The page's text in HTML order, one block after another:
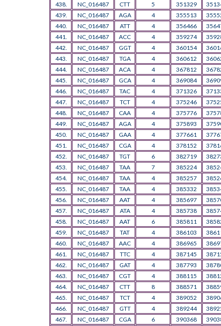
438.
NC_016487 CTT 5 351329
439.
NC_016487 AGA 4 355513
440.
NC_016487 ATT 4 356466
441.
NC_016487 ACC 4 359274
442.
NC_016487 GGT 4 360154
443.
NC_016487 TGA 4 360612
444.
NC_016487 ACA 4 367812
445.
NC_016487 GCA 4 369084
446.
NC_016487 TAC 4 371326
447.
NC_016487 TCT 4 375246
448.
NC_016487 CAA 4 375776
449.
NC_016487 AGA 4 375893
450.
NC_016487 GAA 4 377661
451.
NC_016487 CGA 4 378152
452.
NC_016487 TGT 6 382719
453.
NC_016487 TAA 7 385224
454.
NC_016487 TAA 4 385257
455.
NC_016487 TAA 4 385332
456.
NC_016487 AAT 4 385697
457.
NC_016487 ATA 4 385738
458.
NC_016487 AAT 6 385811
459.
NC_016487 TAT 4 386103
460.
NC_016487 AAC 4 386965
461.
NC_016487 TTC 4 387145
462.
NC_016487 GAT 4 387793
463.
NC_016487 CGT 4 388115
464.
NC_016487 CTT 8 388571
465.
NC_016487 TCT 4 389052
466.
NC_016487 GTT 4 389244
467.
NC_016487 CGA 6 390368